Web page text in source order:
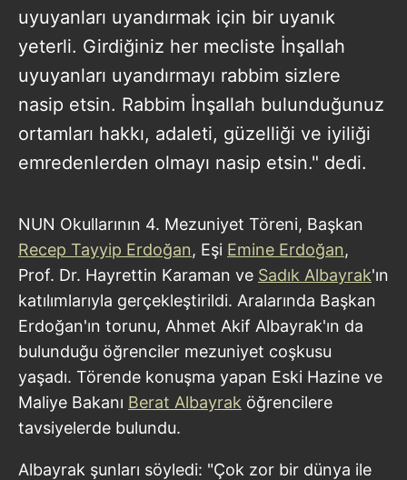
uyuyanları uyandırmak için bir uyanık
yeterli. Girdiğiniz her mecliste İnşallah
uyuyanları uyandırmayı rabbim sizlere
nasip etsin. Rabbim İnşallah bulunduğunuz
ortamları hakkı, adaleti, güzelliği ve iyiliği
emredenlerden olmayı nasip etsin." dedi.
NUN Okullarının 4. Mezuniyet Töreni, Başkan
Recep Tayyip Erdoğan, Eşi Emine Erdoğan,
Prof. Dr. Hayrettin Karaman ve Sadık Albayrak'ın
katılımlarıyla gerçekleştirildi. Aralarında Başkan
Erdoğan'ın torunu, Ahmet Akif Albayrak'ın da
bulunduğu öğrenciler mezuniyet coşkusu
yaşadı. Törende konuşma yapan Eski Hazine ve
Maliye Bakanı Berat Albayrak öğrencilere
tavsiyelerde bulundu.
Albayrak şunları söyledi: "Çok zor bir dünya ile